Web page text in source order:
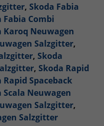
, Skoda Fabia
Fabia Combi
Karoq Neuwagen
Salzgitter,
, Skoda
, Skoda Rapid
Rapid Spaceback
Scala Neuwagen
Salzgitter,
Salzgitter